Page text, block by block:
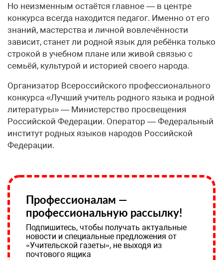
Но неизменным остаётся главное — в центре
конкурса всегда находится педагог. Именно от его
знаний, мастерства и личной вовлечённости
зависит, станет ли родной язык для ребёнка только
строкой в учебном плане или живой связью с
семьёй, культурой и историей своего народа.
Организатор Всероссийского профессионального
конкурса «Лучший учитель родного языка и родной
литературы» — Министерство просвещения
Российской Федерации. Оператор — Федеральный
институт родных языков народов Российской
Федерации.
Профессионалам —
профессиональную рассылку!
Подпишитесь, чтобы получать актуальные
новости и специальные предложения от
«Учительской газеты», не выходя из
почтового ящика